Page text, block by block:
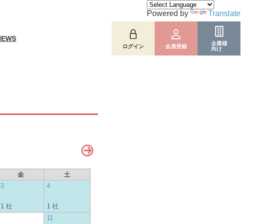
ログイン 会員登録
企業様
向け
Powered by Translate
金 土
3
1 社
4
1 社
11